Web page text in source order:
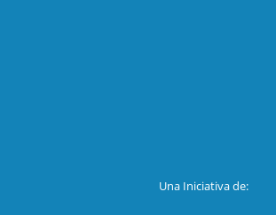
Una Iniciativa de: